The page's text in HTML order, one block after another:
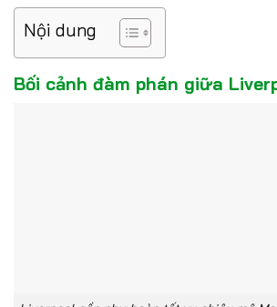
Nội dung
Bối cảnh đàm phán giữa